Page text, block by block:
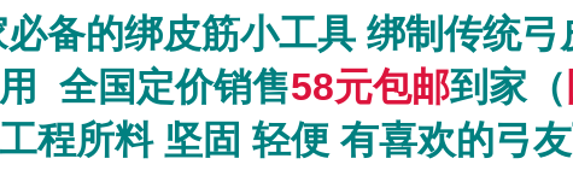
的绑皮筋小工具 绑制传统弓
全国定价销售58元包邮到家（
程所料 坚固 轻便 有喜欢的弓